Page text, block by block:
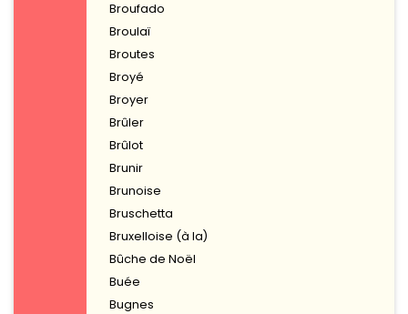
Broufado
Broulaï
Broutes
Broyé
Broyer
Brûler
Brûlot
Brunir
Brunoise
Bruschetta
Bruxelloise (à la)
Bûche de Noël
Buée
Bugnes